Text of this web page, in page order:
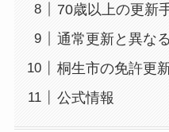
70歳以上の更新
通常更新と異な
桐生市の免許更
公式情報